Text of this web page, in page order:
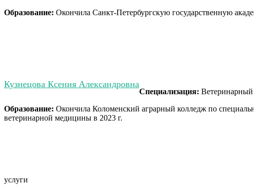
Образование: Окончила Санкт-Петербургскую государственную
Кузнецова Ксения Александровна
Специализация: Ветеринарный
Образование: Окончила Коломенский аграрный колледж по
ветеринарной медицины в 2023 г.
услуги